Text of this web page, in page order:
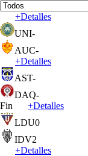
+Detalles
UNI-
AUC-
+Detalles
AST-
DAQ-
Fin
+Detalles
LDU0
IDV2
+Detalles